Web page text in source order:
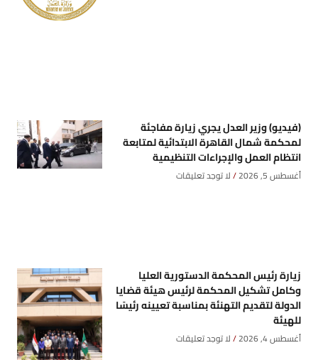
(فيديو) وزير العدل يجري زيارة مفاجئة
لمحكمة شمال القاهرة الابتدائية لمتابعة
انتظام العمل والإجراءات التنظيمية
أغسطس 5, 2026 لا توجد تعليقات
زيارة رئيس المحكمة الدستورية العليا
وكامل تشكيل المحكمة لرئيس هيئة قضايا
الدولة لتقديم التهنئة بمناسبة تعيينه رئيسًا
للهيئة
أغسطس 4, 2026 لا توجد تعليقات